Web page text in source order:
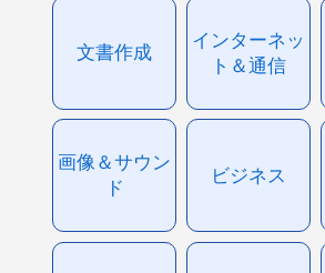
文書作成
インターネッ
ト＆通信
画像＆サウン
ド
ビジネス